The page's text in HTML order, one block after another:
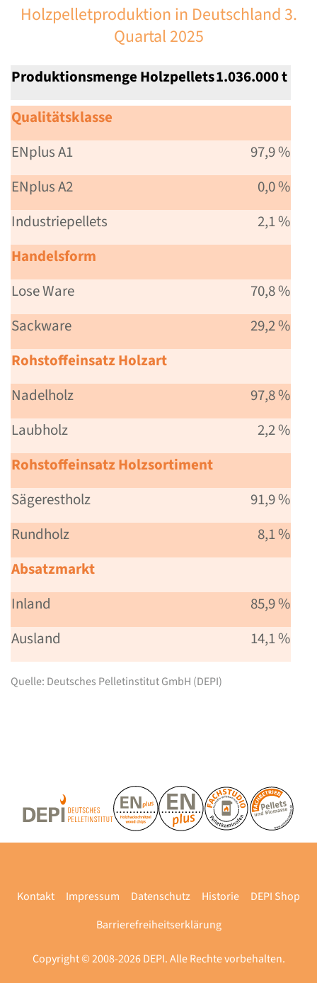
Holzpelletproduktion in Deutschland 3.
Quartal 2025
Quelle: Deutsches Pelletinstitut GmbH (DEPI)
Produktionsmenge Holzpellets1.036.000 t
Qualitätsklasse
ENplus A1
97,9 %
ENplus A2
0,0 %
Industriepellets
2,1 %
Handelsform
Lose Ware
70,8 %
Sackware
29,2 %
Rohstoffeinsatz Holzart
Nadelholz
97,8 %
Laubholz
2,2 %
Rohstoffeinsatz Holzsortiment
Sägerestholz
91,9 %
Rundholz
8,1 %
Absatzmarkt
Inland
85,9 %
Ausland
14,1 %
Copyright © 2008-2026 DEPI. Alle Rechte vorbehalten.
Kontakt Impressum Datenschutz Historie
DEPI Shop
Barrierefreiheitserklärung